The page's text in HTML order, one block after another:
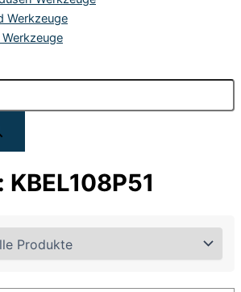
Werkzeuge